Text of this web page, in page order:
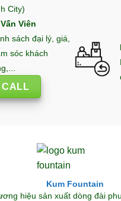
City)
Viên
sách đại lý, giá,
sóc khách
CALL
Kum Fountain
hiệu sản xuất dòng đài